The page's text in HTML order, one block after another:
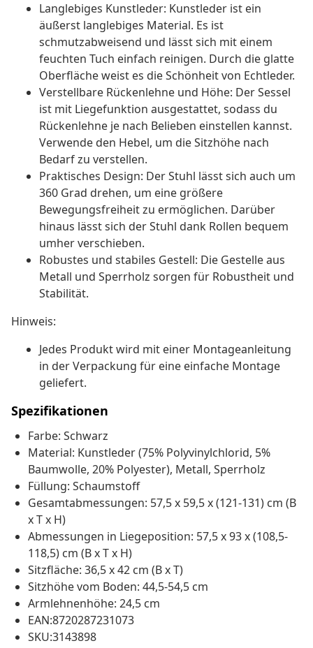
Langlebiges Kunstleder: Kunstleder ist ein
äußerst langlebiges Material. Es ist
schmutzabweisend und lässt sich mit einem
feuchten Tuch einfach reinigen. Durch die glatte
Oberfläche weist es die Schönheit von Echtleder.
Verstellbare Rückenlehne und Höhe: Der Sessel
ist mit Liegefunktion ausgestattet, sodass du
Rückenlehne je nach Belieben einstellen kannst.
Verwende den Hebel, um die Sitzhöhe nach
Bedarf zu verstellen.
Praktisches Design: Der Stuhl lässt sich auch um
360 Grad drehen, um eine größere
Bewegungsfreiheit zu ermöglichen. Darüber
hinaus lässt sich der Stuhl dank Rollen bequem
umher verschieben.
Robustes und stabiles Gestell: Die Gestelle aus
Metall und Sperrholz sorgen für Robustheit und
Stabilität.
Hinweis:
Jedes Produkt wird mit einer Montageanleitung
in der Verpackung für eine einfache Montage
geliefert.
Spezifikationen
Farbe: Schwarz
Material: Kunstleder (75% Polyvinylchlorid, 5%
Baumwolle, 20% Polyester), Metall, Sperrholz
Füllung: Schaumstoff
Gesamtabmessungen: 57,5 x 59,5 x (121-131) cm (B
x T x H)
Abmessungen in Liegeposition: 57,5 x 93 x (108,5-
118,5) cm (B x T x H)
Sitzfläche: 36,5 x 42 cm (B x T)
Sitzhöhe vom Boden: 44,5-54,5 cm
Armlehnenhöhe: 24,5 cm
EAN:8720287231073
SKU:3143898